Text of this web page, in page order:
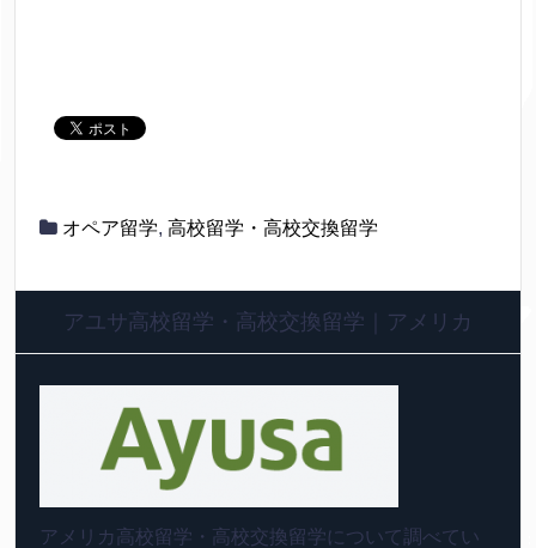
オペア留学, 高校留学・高校交換留学
アユサ高校留学・高校交換留学｜アメリカ
アメリカ高校留学・高校交換留学について調べてい